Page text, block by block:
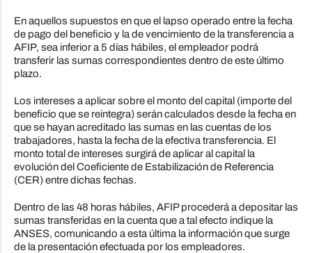
En aquellos supuestos en que el lapso operado entre la fecha
de pago del beneficio y la de vencimiento de la transferencia a
AFIP, sea inferior a 5 días hábiles, el empleador podrá
transferir las sumas correspondientes dentro de este último
plazo.
Los intereses a aplicar sobre el monto del capital (importe del
beneficio que se reintegra) serán calculados desde la fecha en
que se hayan acreditado las sumas en las cuentas de los
trabajadores, hasta la fecha de la efectiva transferencia. El
monto total de intereses surgirá de aplicar al capital la
evolución del Coeficiente de Estabilización de Referencia
(CER) entre dichas fechas.
Dentro de las 48 horas hábiles, AFIP procederá a depositar las
sumas transferidas en la cuenta que a tal efecto indique la
ANSES, comunicando a esta última la información que surge
de la presentación efectuada por los empleadores.